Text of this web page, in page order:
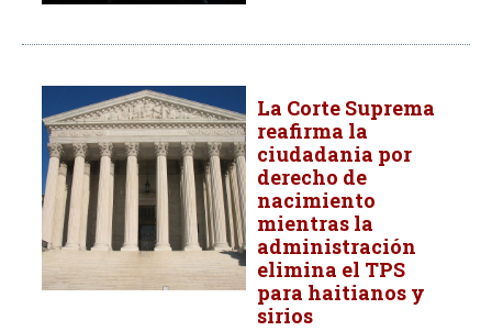
La Corte Suprema
reafirma la
ciudadania por
derecho de
nacimiento
mientras la
administración
elimina el TPS
para haitianos y
sirios